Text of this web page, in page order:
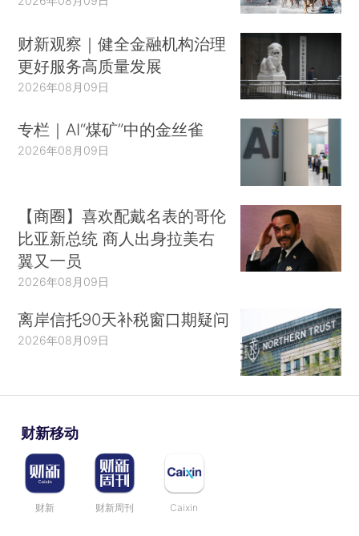
财新观察｜健全金融机构治理
更好服务高质量发展
2026年08月09日
专栏｜AI“煤矿”中的金丝雀
2026年08月09日
【商圈】喜欢配戴名表的哥伦
比亚新总统 商人出身拉美右
翼又一员
2026年08月09日
离岸信托90天补税窗口期疑问
2026年08月09日
财新移动
财新 财新周刊 Caixin